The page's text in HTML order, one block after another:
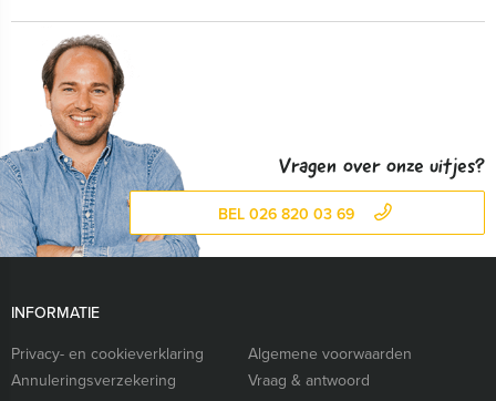
Vragen over onze uitjes?
BEL 026 820 03 69
INFORMATIE
Privacy- en cookieverklaring
Algemene voorwaarden
Annuleringsverzekering
Vraag & antwoord